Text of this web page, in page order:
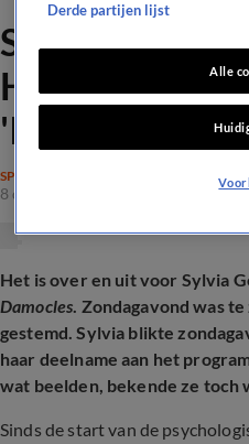
Sylvia
Het zwaard
'Ik ben wel
SPRAAKMAKEND
8 dec 2025, 15:41
Het is over en uit voor Sylvia
Damocles. Zondagavond was
gestemd. Sylvia blikte
haar deelname aan het
wat beelden, bekende ze toch
Sinds de start van de
Derde partijen lijst
Alle